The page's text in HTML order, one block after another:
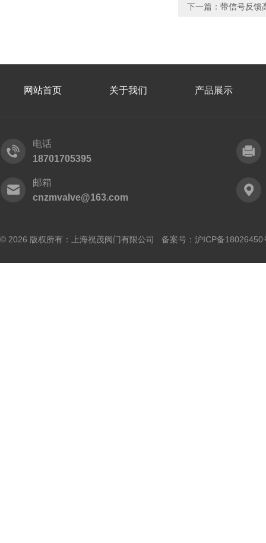
下一篇： 带信号反馈
网站首页 关于我们 产品展示
电话
18701705395
邮箱
cnzmvalve@163.com
© 2026 版权所有：上海祝茂阀门有限公司 备案号： 沪ICP备18026450